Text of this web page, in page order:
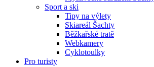
Sport a ski
Tipy na výlety
Skiareál Šachty
Běžkařské tratě
Webkamery
Cyklotoulky
Pro turisty